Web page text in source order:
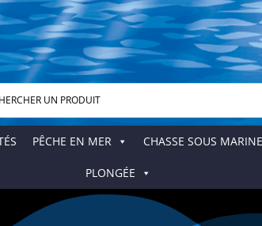
PÊCHE EN MER CHASSE SOUS MARINE
PLONGÉE